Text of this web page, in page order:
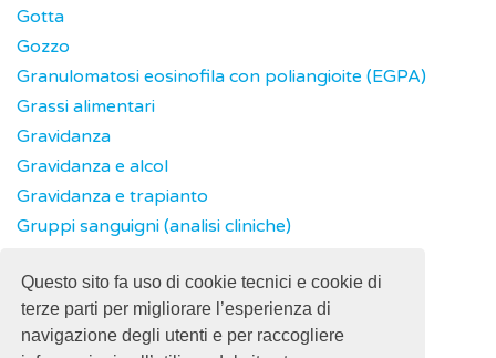
Questo sito fa uso di cookie tecnici e cookie di
terze parti per migliorare l’esperienza di
navigazione degli utenti e per raccogliere
Gotta
Gozzo
Granulomatosi eosinofila con poliangioite (EGPA)
Grassi alimentari
Gravidanza
Gravidanza e alcol
Gravidanza e trapianto
Gruppi sanguigni (analisi cliniche)
GvHD - Graft versus Host Disease